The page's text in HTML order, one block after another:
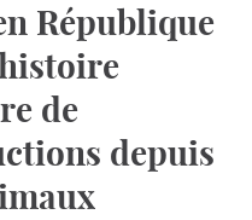
République
de
depuis